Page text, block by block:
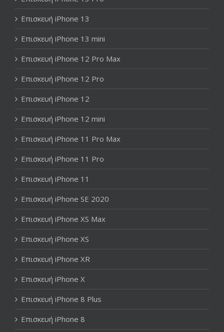
Επισκευή iPhone 13
Επισκευή iPhone 13 mini
Επισκευή iPhone 12 Pro Max
Επισκευή iPhone 12 Pro
Επισκευή iPhone 12
Επισκευή iPhone 12 mini
Επισκευή iPhone 11 Pro Max
Επισκευή iPhone 11 Pro
Επισκευή iPhone 11
Επισκευή iPhone SE 2020
Επισκευή iPhone XS Max
Επισκευή iPhone XS
Επισκευή iPhone XR
Επισκευή iPhone X
Επισκευή iPhone 8 Plus
Επισκευή iPhone 8